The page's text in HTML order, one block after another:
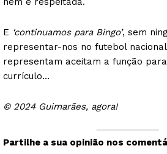
E ‘continuamos para Bingo’, sem
representar-nos no futebol
representam aceitam a função
currículo…
© 2024 Guimarães, agora!
Partilhe a sua opinião nos